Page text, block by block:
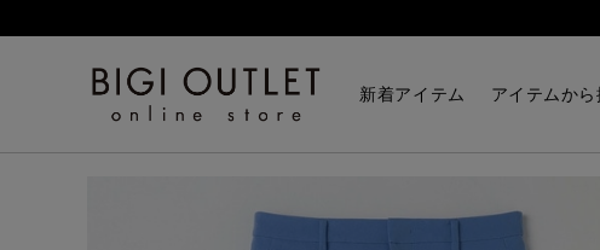
新着アイテム アイテムから
【大きいサイズ】ダブルクロスストレッチカー